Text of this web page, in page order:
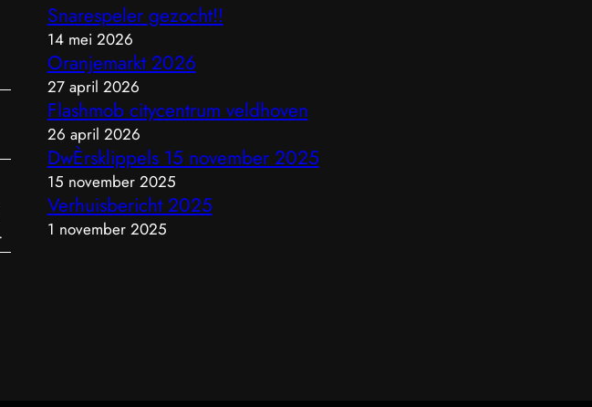
Snarespeler gezocht!!
14 mei 2026
Oranjemarkt 2026
27 april 2026
Flashmob citycentrum veldhoven
26 april 2026
DwÈrsklippels 15 november 2025
15 november 2025
Verhuisbericht 2025
1 november 2025